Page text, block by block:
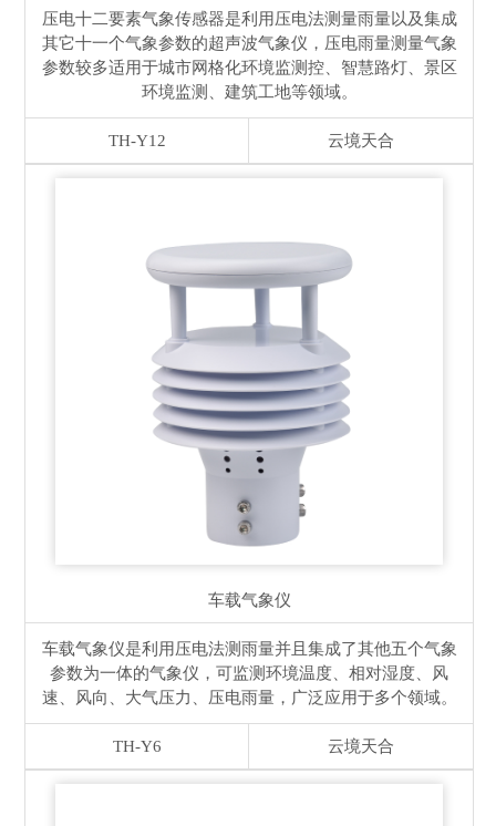
压电十二要素气象传感器是利用压电法测量雨量以及集成
其它十一个气象参数的超声波气象仪，压电雨量测量气象
参数较多适用于城市网格化环境监测控、智慧路灯、景区
环境监测、建筑工地等领域。
TH-Y12 云境天合
车载气象仪
车载气象仪是利用压电法测雨量并且集成了其他五个气象
参数为一体的气象仪，可监测环境温度、相对湿度、风
速、风向、大气压力、压电雨量，广泛应用于多个领域。
TH-Y6 云境天合